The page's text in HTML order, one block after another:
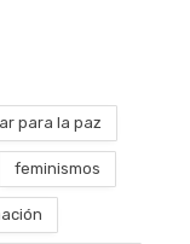
para la paz
feminismos